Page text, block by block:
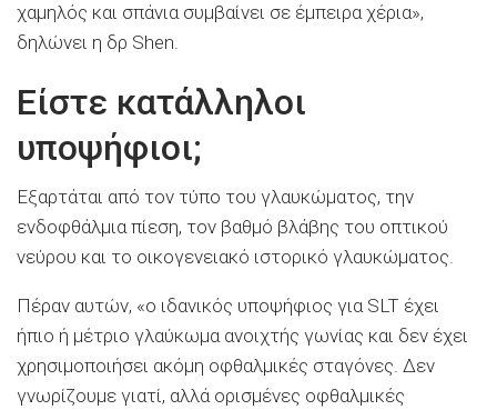
χαμηλός και σπάνια συμβαίνει σε έμπειρα χέρια»,
δηλώνει η δρ Shen.
Είστε κατάλληλοι
υποψήφιοι;
Εξαρτάται από τον τύπο του γλαυκώματος, την
ενδοφθάλμια πίεση, τον βαθμό βλάβης του οπτικού
νεύρου και το οικογενειακό ιστορικό γλαυκώματος.
Πέραν αυτών, «ο ιδανικός υποψήφιος για SLT έχει
ήπιο ή μέτριο γλαύκωμα ανοιχτής γωνίας και δεν έχει
χρησιμοποιήσει ακόμη οφθαλμικές σταγόνες. Δεν
γνωρίζουμε γιατί, αλλά ορισμένες οφθαλμικές